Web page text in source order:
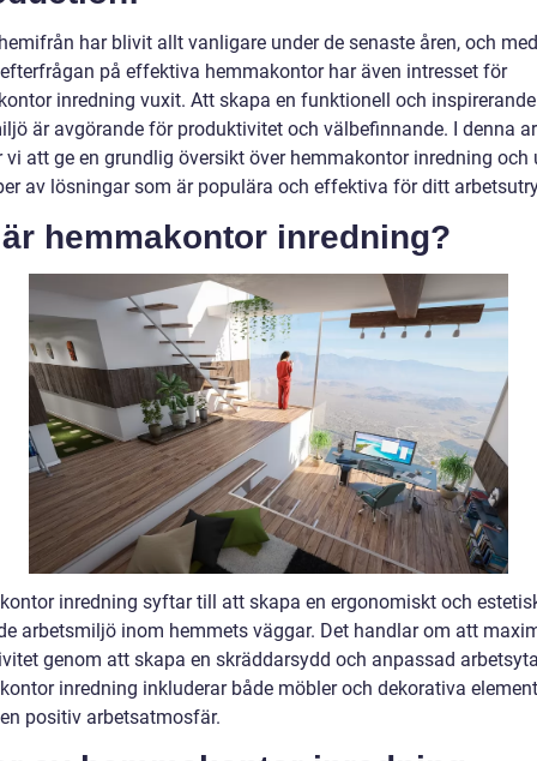
har blivit allt vanligare under de senaste åren, och
på effektiva hemmakontor har även intresset för
inredning vuxit. Att skapa en funktionell och inspirerande
är avgörande för produktivitet och välbefinnande. I denna
vi att ge en grundlig översikt över hemmakontor inredning och
av lösningar som är populära och effektiva för ditt
hemmakontor inredning?
inredning syftar till att skapa en ergonomiskt och
arbetsmiljö inom hemmets väggar. Det handlar om att
genom att skapa en skräddarsydd och anpassad
inredning inkluderar både möbler och dekorativa
positiv arbetsatmosfär.